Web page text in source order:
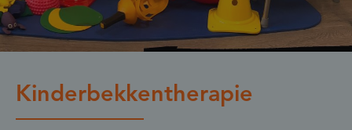
Kinderbekkentherapie